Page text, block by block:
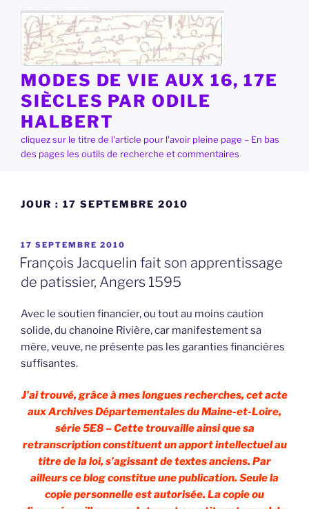
contenu
principal
MODES DE VIE AUX 16, 17E
SIÈCLES PAR ODILE
HALBERT
cliquez sur le titre de l'article pour l'avoir pleine page – En bas
des pages les outils de recherche et commentaires
JOUR : 17 SEPTEMBRE 2010
PUBLIÉ
LE
17 SEPTEMBRE 2010
François Jacquelin fait son apprentissage
de patissier, Angers 1595
Avec le soutien financier, ou tout au moins caution
solide, du chanoine Rivière, car manifestement sa
mère, veuve, ne présente pas les garanties financières
suffisantes.
J’ai trouvé, grâce à mes longues recherches, cet acte
aux Archives Départementales du Maine-et-Loire,
série 5E8 – Cette trouvaille ainsi que sa
retranscription constituent un apport intellectuel au
titre de la loi, s’agissant de textes anciens. Par
ailleurs ce blog constitue une publication. Seule la
copie personnelle est autorisée. La copie ou